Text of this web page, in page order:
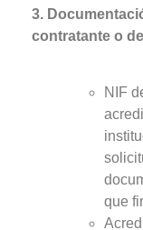
3.
contratante o
NIF
que